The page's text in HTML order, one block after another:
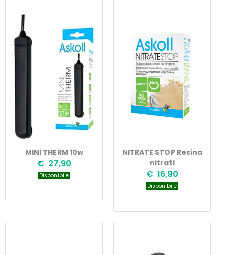
MINI THERM 10w
€ 27,90
Disponibile
NITRATE STOP Resina
nitrati
€ 16,90
Disponibile